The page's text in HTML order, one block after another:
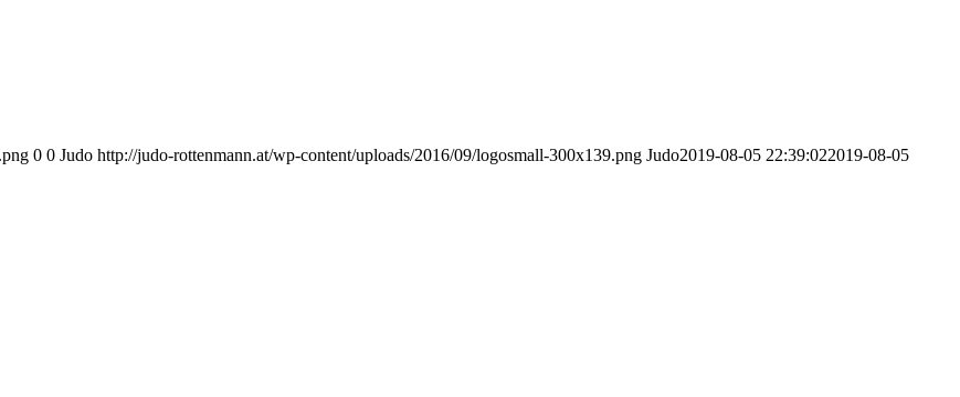
0 0 Judo http://judo-rottenmann.at/wp-content/uploads/2016/09/logosmall-300x139.png Judo2019-08-05 22:39:022019-08-05